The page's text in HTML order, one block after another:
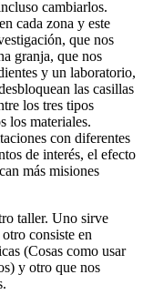
cambiarlos.
cada zona y este
que nos
granja, que nos
y un laboratorio,
las casillas
los tres tipos
los materiales.
con diferentes
de interés, el efecto
más misiones
taller. Uno sirve
consiste en
(Cosas como usar
y otro que nos